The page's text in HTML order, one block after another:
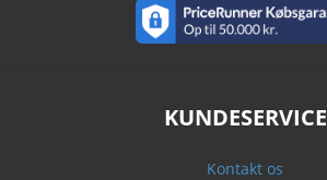
KUNDESERVICE
Kontakt os